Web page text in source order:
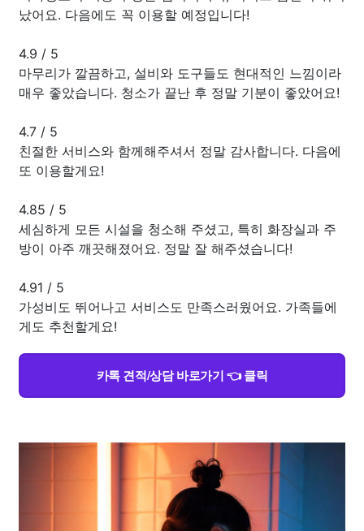
났어요. 다음에도 꼭 이용할 예정입니다!
4.9 / 5
마무리가 깔끔하고, 설비와 도구들도 현대적인 느낌이라
매우 좋았습니다. 청소가 끝난 후 정말 기분이 좋았어요!
4.7 / 5
친절한 서비스와 함께해주셔서 정말 감사합니다. 다음에
또 이용할게요!
4.85 / 5
세심하게 모든 시설을 청소해 주셨고, 특히 화장실과 주
방이 아주 깨끗해졌어요. 정말 잘 해주셨습니다!
4.91 / 5
가성비도 뛰어나고 서비스도 만족스러웠어요. 가족들에
게도 추천할게요!
카톡 견적/상담 바로가기 👈 클릭